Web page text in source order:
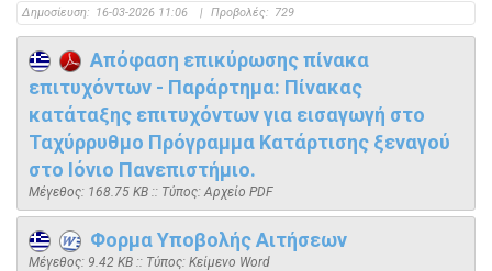
Δημοσίευση: 16-03-2026 11:06 | Προβολές: 729
Απόφαση επικύρωσης πίνακα
επιτυχόντων - Παράρτημα: Πίνακας
κατάταξης επιτυχόντων για εισαγωγή στο
Ταχύρρυθμο Πρόγραμμα Κατάρτισης ξεναγού
στο Ιόνιο Πανεπιστήμιο.
Mέγεθος: 168.75 KB :: Τύπος: Αρχείο PDF
Φορμα Υποβολής Αιτήσεων
Mέγεθος: 9.42 KB :: Τύπος: Kείμενο Word